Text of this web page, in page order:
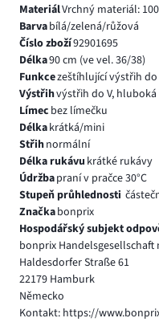
MateriálVrchný materiál:
Barvabílá/zelená/růžová
Číslo zboží92901695
Délka90 cm (ve vel. 36/38)
Funkcezeštíhlující výstřih
Výstřihvýstřih do V, hluboká
Límec bez límečku
Délkakrátká/mini
Střihnormální
Délka rukávu krátké rukávy
Údržbapraní v pračce 30°C
Stupeň průhlednosti
Značkabonprix
Hospodářský subjekt
bonprix Handelsgesellschaft
Haldesdorfer Straße 61
22179 Hamburk
Německo
Kontakt: https://